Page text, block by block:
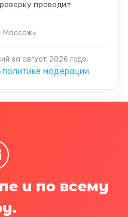
проводит
Массаж»
за август 2026 года.
политике модерации.
и по всему